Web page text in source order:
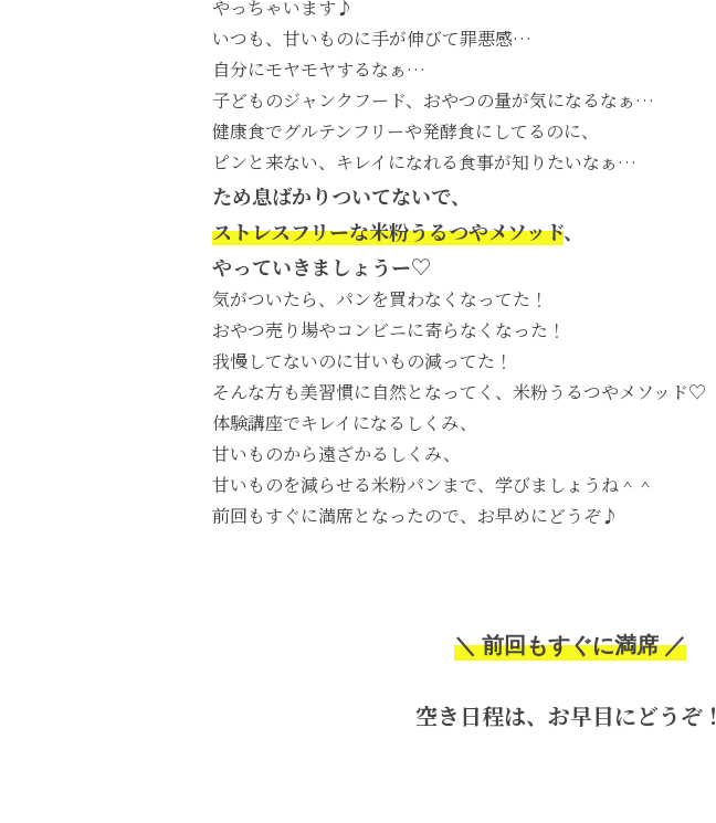
やっちゃいます♪
いつも、甘いものに手が伸びて罪悪感…
自分にモヤモヤするなぁ…
子どものジャンクフード、おやつの量が気になるなぁ…
健康食でグルテンフリーや発酵食にしてるのに、
ピンと来ない、キレイになれる食事が知りたいなぁ…
ため息ばかりついてないで、
ストレスフリーな米粉うるつやメソッド、
やっていきましょうー♡
気がついたら、パンを買わなくなってた！
おやつ売り場やコンビニに寄らなくなった！
我慢してないのに甘いもの減ってた！
そんな方も美習慣に自然となってく、米粉うるつやメソッド♡
体験講座でキレイになるしくみ、
甘いものから遠ざかるしくみ、
甘いものを減らせる米粉パンまで、学びましょうね＾＾
前回もすぐに満席となったので、お早めにどうぞ♪
＼ 前回もすぐに満席 ／
空き日程は、お早目にどうぞ！